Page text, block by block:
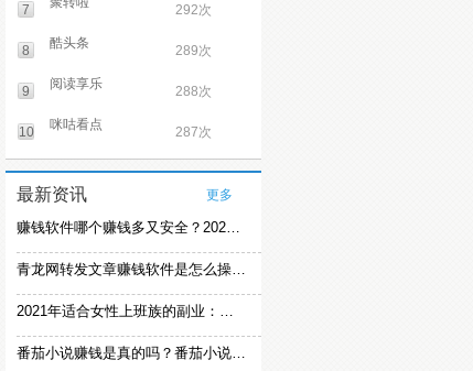
7 292次
8 酷头条 289次
9 阅读享乐 288次
10 咪咕看点 287次
最新资讯 更多
赚钱软件哪个赚钱多又安全？2021精选赚钱软件
青龙网转发文章赚钱软件是怎么操作的？
2021年适合女性上班族的副业：女生在家赚钱兼职推荐
番茄小说赚钱是真的吗？番茄小说怎么操作赚钱